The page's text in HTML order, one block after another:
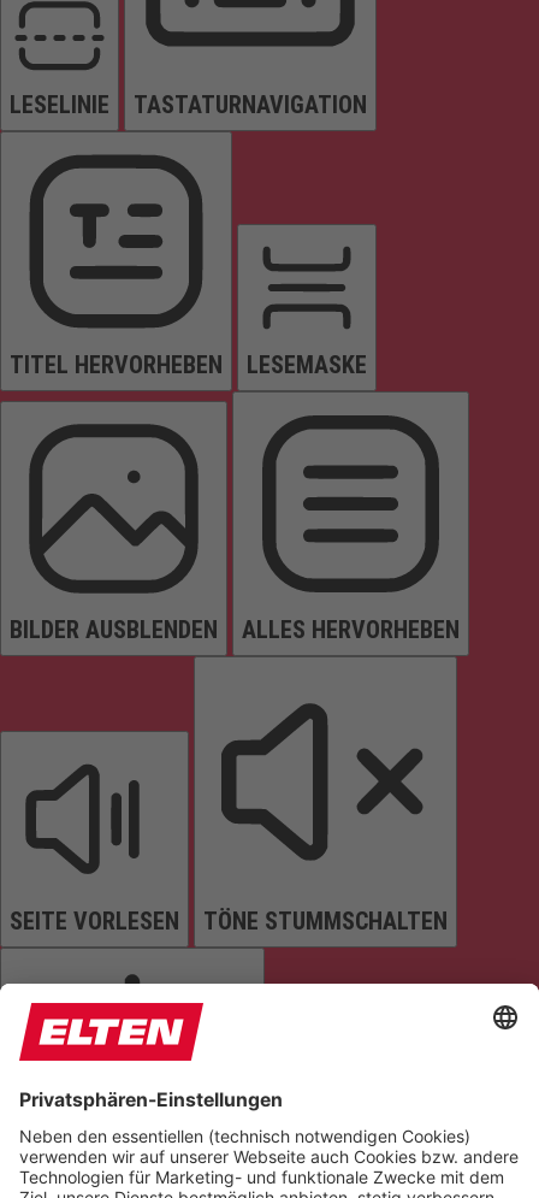
LESELINIE TASTATURNAVIGATION
TITEL HERVORHEBEN LESEMASKE
BILDER AUSBLENDEN ALLES HERVORHEBEN
SEITE VORLESEN TÖNE STUMMSCHALTEN